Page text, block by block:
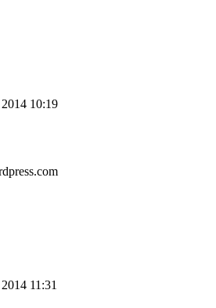
2014 10:19
2014 11:31